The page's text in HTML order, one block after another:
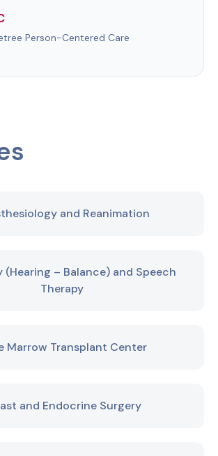
Person-Centered Care
and Reanimation
(Hearing – Balance) and Speech
Therapy
Marrow Transplant Center
and Endocrine Surgery